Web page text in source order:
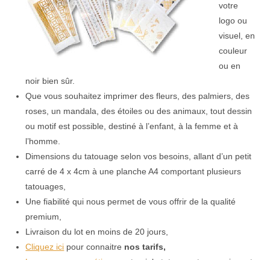
votre
logo ou
visuel, en
couleur
ou en
noir bien sûr.
Que vous souhaitez imprimer des fleurs, des palmiers, des
roses, un mandala, des étoiles ou des animaux, tout dessin
ou motif est possible, destiné à l’enfant, à la femme et à
l’homme.
Dimensions du tatouage selon vos besoins, allant d’un petit
carré de 4 x 4cm à une planche A4 comportant plusieurs
tatouages,
Une fiabilité qui nous permet de vous offrir de la qualité
premium,
Livraison du lot en moins de 20 jours,
Cliquez ici pour connaitre nos tarifs,